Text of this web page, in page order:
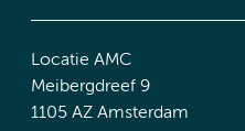
Locatie AMC
Meibergdreef 9
1105 AZ Amsterdam